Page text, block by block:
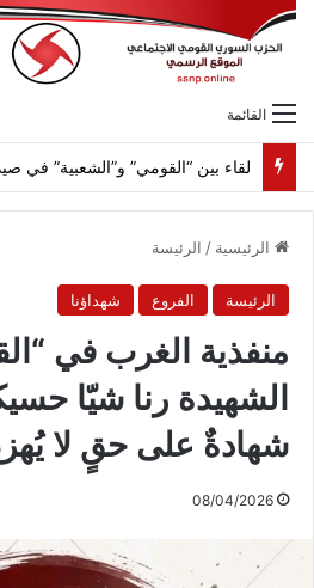
القائمة
الرئيسية / الرئيسة
الرئيسة الفروع شهداؤنا
منفذية الغرب في
الشهيدة رنا شيّا
شهادةٌ على حقٍ لا
08/04/2026